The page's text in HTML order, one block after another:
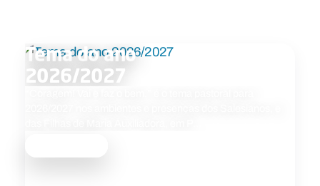
Tema do ano
2026/2027